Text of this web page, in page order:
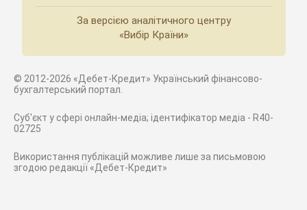
За версією аналітичного центру
«Вибір Країни»
© 2012-2026 «Дебет-Кредит» Український фінансово-
бухгалтерський портал.
Суб'єкт у сфері онлайн-медіа; ідентифікатор медіа - R40-
02725
Використання публікацій можливе лише за письмовою
згодою редакції «Дебет-Кредит»